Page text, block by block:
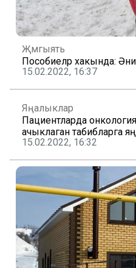
Җәмгыять
Пособиеләр хакында: Әнигә
15.02.2022, 16:37
Яңалыклар
Пациентларда
ачыклаган табибларга
15.02.2022, 16:32